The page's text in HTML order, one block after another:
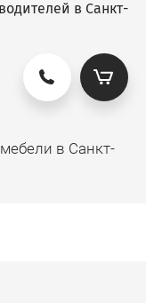
в Санкт-
в Санкт-